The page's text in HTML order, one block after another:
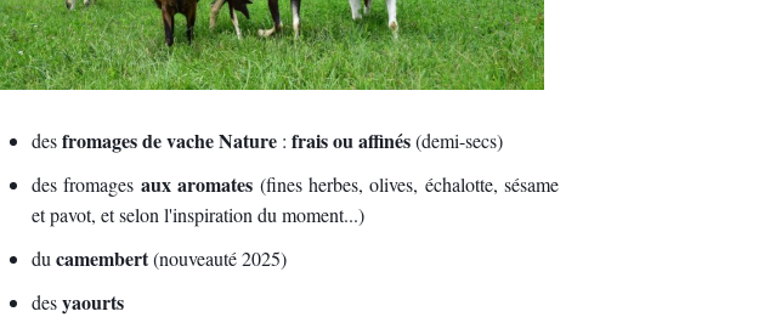
Cheptel 1
desfromages de vache Nature : frais ou affinés(demi-secs)
des fromages aux aromates (fines herbes, olives, échalotte, sésame
et pavot, et selon l'inspiration du moment...)
du camembert(nouveauté 2025)
desyaourts